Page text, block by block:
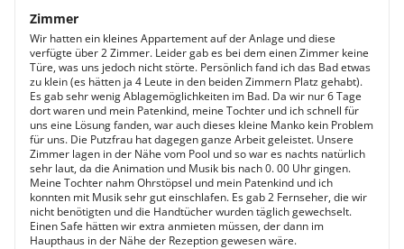
Zimmer
Wir hatten ein kleines Appartement auf der Anlage und diese
verfügte über 2 Zimmer. Leider gab es bei dem einen Zimmer keine
Türe, was uns jedoch nicht störte. Persönlich fand ich das Bad etwas
zu klein (es hätten ja 4 Leute in den beiden Zimmern Platz gehabt).
Es gab sehr wenig Ablagemöglichkeiten im Bad. Da wir nur 6 Tage
dort waren und mein Patenkind, meine Tochter und ich schnell für
uns eine Lösung fanden, war auch dieses kleine Manko kein Problem
für uns. Die Putzfrau hat dagegen ganze Arbeit geleistet. Unsere
Zimmer lagen in der Nähe vom Pool und so war es nachts natürlich
sehr laut, da die Animation und Musik bis nach 0. 00 Uhr gingen.
Meine Tochter nahm Ohrstöpsel und mein Patenkind und ich
konnten mit Musik sehr gut einschlafen. Es gab 2 Fernseher, die wir
nicht benötigten und die Handtücher wurden täglich gewechselt.
Einen Safe hätten wir extra anmieten müssen, der dann im
Haupthaus in der Nähe der Rezeption gewesen wäre.